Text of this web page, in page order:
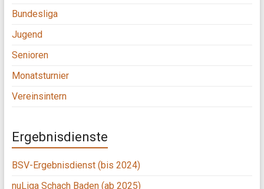
Bundesliga
Jugend
Senioren
Monatsturnier
Vereinsintern
Ergebnisdienste
BSV-Ergebnisdienst (bis 2024)
nuLiga Schach Baden (ab 2025)